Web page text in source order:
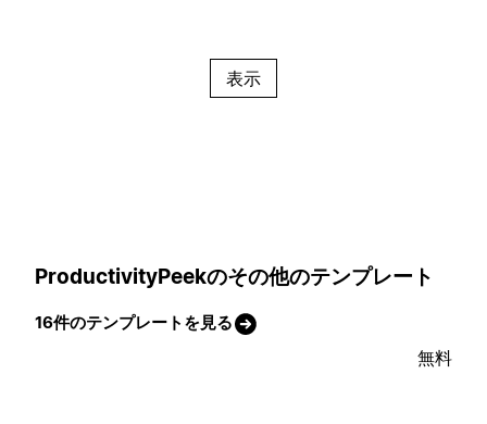
表示
ProductivityPeekのその他のテンプレート
16件のテンプレートを見る
無料